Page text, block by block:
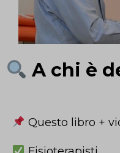
A chi è
Questo libro +